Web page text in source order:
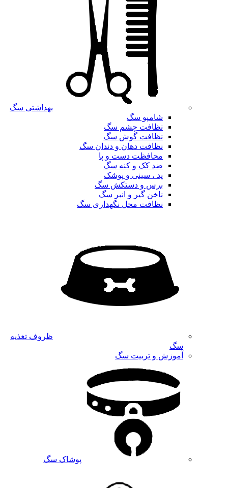
بهداشتی سگ
شامپو سگ
نظافت چشم سگ
نظافت گوش سگ
نظافت دهان و دندان سگ
محافظت دست و پا
ضد کک و کنه سگ
پد ، سینی و پوشک
برس و دستکش سگ
ناخن گیر و انبر سگ
نظافت محل نگهداری سگ
ظروف تغذیه
سگ
آموزش و تربیت سگ
پوشاک سگ